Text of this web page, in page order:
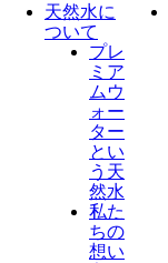
天然水に
ついて
プレ
ミア
ムウ
ォー
ター
とい
う天
然水
私た
ちの
想い